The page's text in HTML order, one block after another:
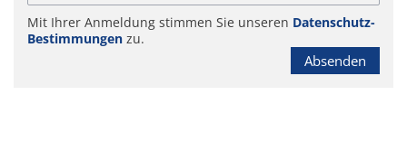
Mit Ihrer Anmeldung stimmen Sie unseren Datenschutz-
Bestimmungen zu.
Absenden